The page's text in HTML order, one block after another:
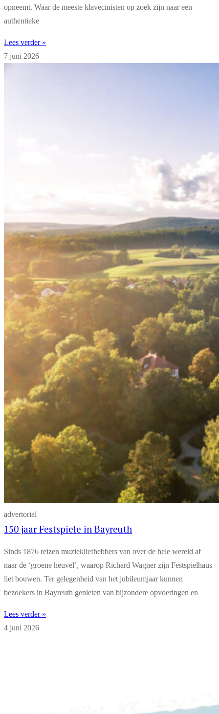
opneemt. Waar de meeste klavecinisten op zoek zijn naar een
authentieke
Lees verder »
7 juni 2026
advertorial
150 jaar Festspiele in Bayreuth
Sinds 1876 reizen muziekliefhebbers van over de hele wereld af
naar de ‘groene heuvel’, waarop Richard Wagner zijn Festspielhaus
liet bouwen. Ter gelegenheid van het jubileumjaar kunnen
bezoekers in Bayreuth genieten van bijzondere opvoeringen en
Lees verder »
4 juni 2026